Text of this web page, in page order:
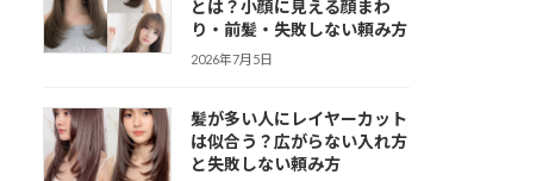
とは？小顔に見える顔まわ
り・前髪・失敗しない頼み方
2026年7月5日
髪が多い人にレイヤーカット
は似合う？広がらない入れ方
と失敗しない頼み方